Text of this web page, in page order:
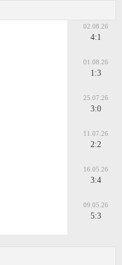
02.08.26
4:1
01.08.26
1:3
25.07.26
3:0
11.07.26
2:2
16.05.26
3:4
09.05.26
5:3